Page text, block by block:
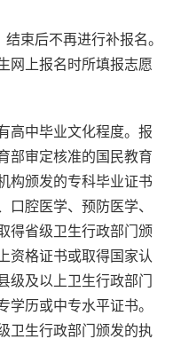
束后不再进行补报名。
网上报名时所填报志愿
高中毕业文化程度。报
部审定核准的国民教育
构颁发的专科毕业证书
口腔医学、预防医学、
得省级卫生行政部门颁
资格证书或取得国家认
级及以上卫生行政部门
学历或中专水平证书。
卫生行政部门颁发的执